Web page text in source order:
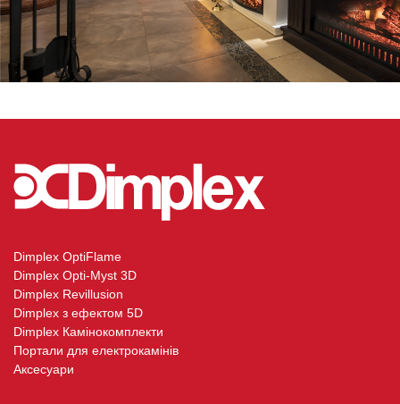
Dimplex OptiFlame
Dimplex Opti-Myst 3D
Dimplex Revillusion
Dimplex з ефектом 5D
Dimplex Камінокомплекти
Портали для електрокамінів
Аксесуари